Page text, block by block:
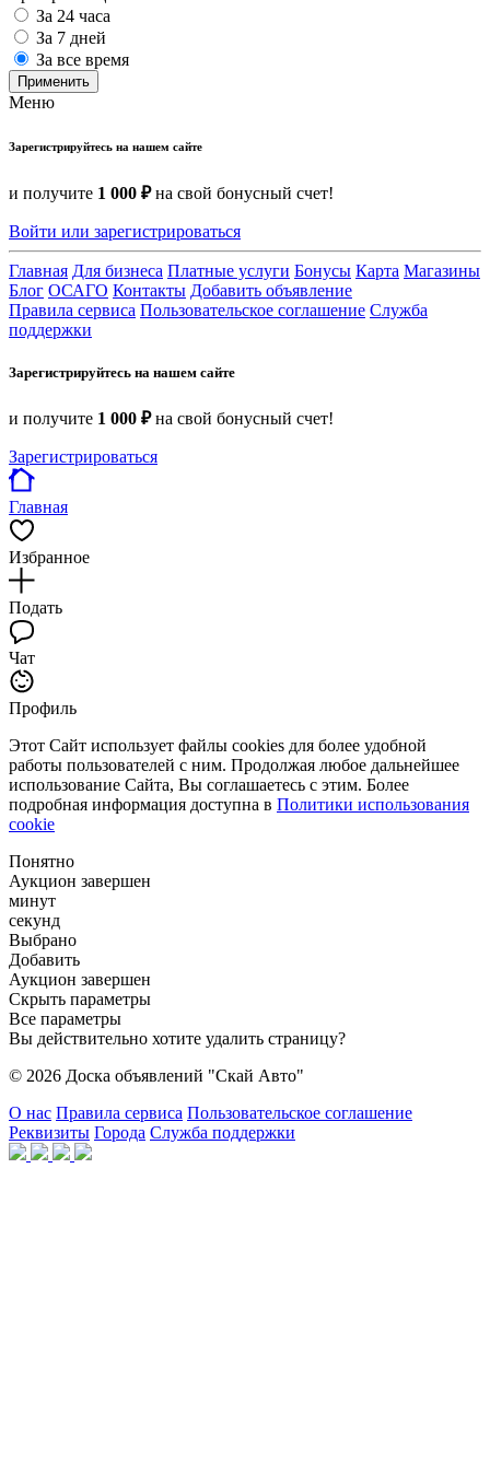
За 24 часа
За 7 дней
За все время
Применить
Меню
Зарегистрируйтесь на нашем сайте
и получите 1 000 ₽на свой бонусный счет!
Войти или зарегистрироваться
Главная Для бизнеса Платные услуги Бонусы Карта Магазины
Блог ОСАГО Контакты Добавить объявление
Правила сервиса Пользовательское соглашение Служба
поддержки
Зарегистрируйтесь на нашем сайте
и получите 1 000 ₽на свой бонусный счет!
Зарегистрироваться
Главная
Избранное
Подать
Чат
Профиль
Этот Сайт использует файлы cookies для более удобной
работы пользователей с ним. Продолжая любое дальнейшее
использование Сайта, Вы соглашаетесь с этим. Более
подробная информация доступна в Политики использования
cookie
Понятно
Аукцион завершен
минут
секунд
Выбрано
Добавить
Аукцион завершен
Скрыть параметры
Все параметры
Вы действительно хотите удалить страницу?
© 2026 Доска объявлений "Скай Авто"
О нас Правила сервиса Пользовательское соглашение
Реквизиты Города Служба поддержки